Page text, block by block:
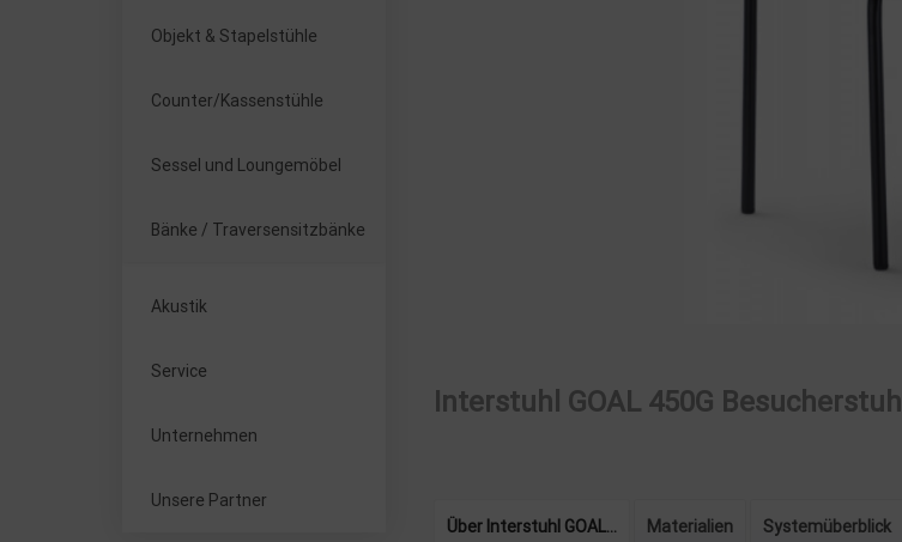
Objekt & Stapelstühle
Counter/Kassenstühle
Sessel und Loungemöbel
Bänke / Traversensitzbänke
Akustik
Service
Unternehmen
Unsere Partner
Interstuhl GOAL 450G Besucherstuhl
Über Interstuhl GOAL... Materialien Systemüberblick